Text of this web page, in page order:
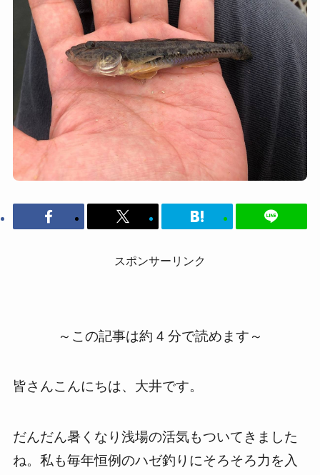
スポンサーリンク
～この記事は約 4 分で読めます～
皆さんこんにちは、大井です。
だんだん暑くなり浅場の活気もついてきました
ね。私も毎年恒例のハゼ釣りにそろそろ力を入